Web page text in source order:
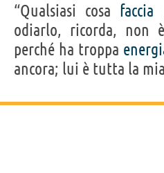
“Qualsiasi cosa faccia
odiarlo, ricorda, non
perché ha troppa
ancora; lui è tutta la mia